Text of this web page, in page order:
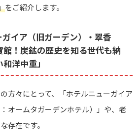
をご紹介します。
イア（旧ガーデン）・翠香
！炭鉱の歴史を知る世代も納
洋中重」
方々にとって、「ホテルニューガイア
オームタガーデンホテル）」や、老
存在です。